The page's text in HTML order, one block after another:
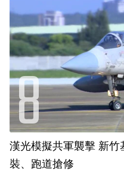
漢光模擬共軍襲擊 新
裝、跑道搶修